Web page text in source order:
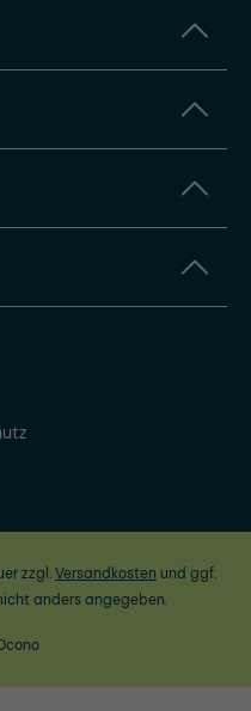
zzgl.Versandkosten und ggf.
anders angegeben.